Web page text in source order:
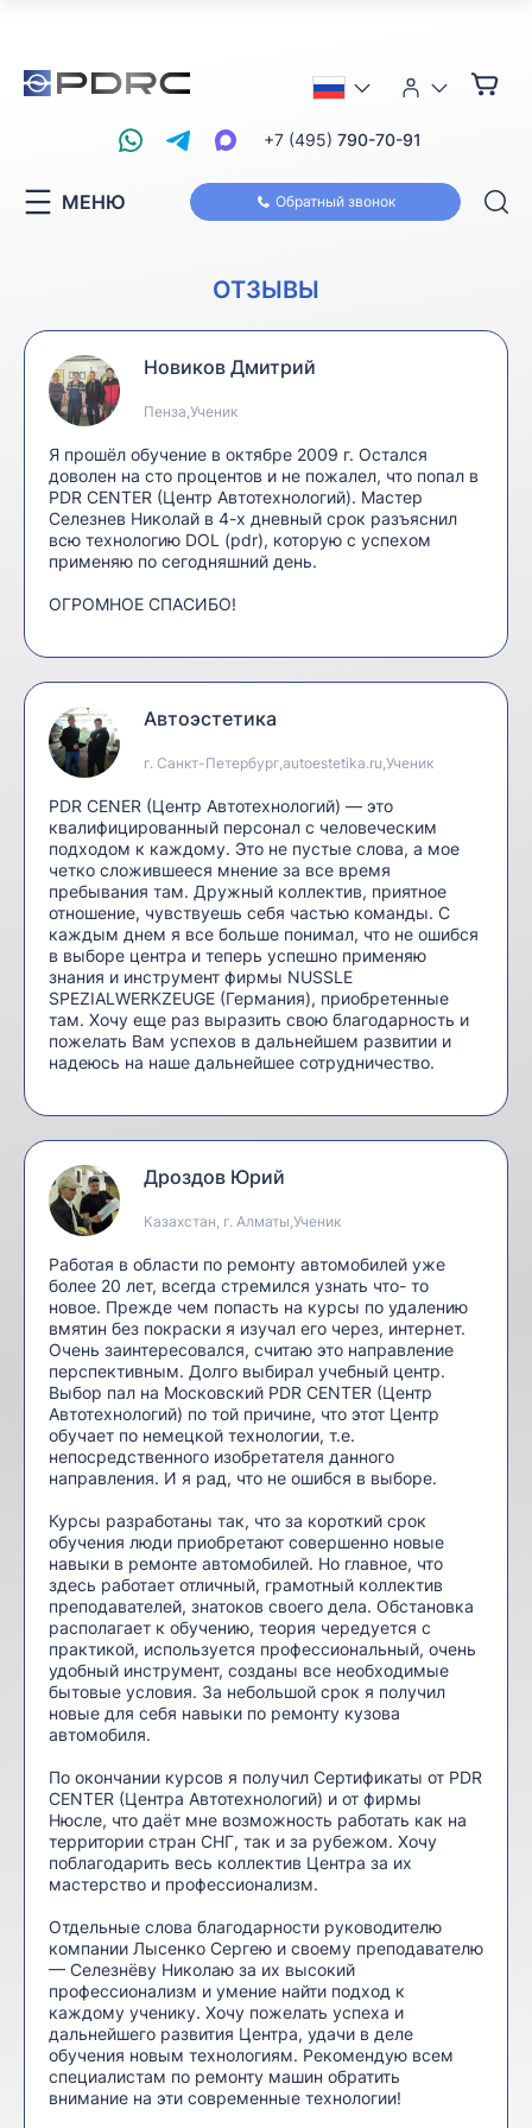
Обратный звонок
+7 (495) 790-70-91
МЕНЮ
ОТЗЫВЫ
Новиков Дмитрий
Пенза,Ученик
Я прошёл обучение в октябре 2009 г. Остался
доволен на сто процентов и не пожалел, что попал в
PDR CENTER (Центр Автотехнологий). Мастер
Селезнев Николай в 4-х дневный срок разъяснил
всю технологию DOL (pdr), которую с успехом
применяю по сегодняшний день.
ОГРОМНОЕ СПАСИБО!
Автоэстетика
г. Санкт-Петербург,autoestetika.ru,Ученик
PDR CENER (Центр Автотехнологий) — это
квалифицированный персонал с человеческим
подходом к каждому. Это не пустые слова, а мое
четко сложившееся мнение за все время
пребывания там. Дружный коллектив, приятное
отношение, чувствуешь себя частью команды. С
каждым днем я все больше понимал, что не ошибся
в выборе центра и теперь успешно применяю
знания и инструмент фирмы NUSSLE
SPEZIALWERKZEUGE (Германия), приобретенные
там. Хочу еще раз выразить свою благодарность и
пожелать Вам успехов в дальнейшем развитии и
надеюсь на наше дальнейшее сотрудничество.
Дроздов Юрий
Казахстан, г. Алматы,Ученик
Работая в области по ремонту автомобилей уже
более 20 лет, всегда стремился узнать что- то
новое. Прежде чем попасть на курсы по удалению
вмятин без покраски я изучал его через, интернет.
Очень заинтересовался, считаю это направление
перспективным. Долго выбирал учебный центр.
Выбор пал на Московский PDR CENTER (Центр
Автотехнологий) по той причине, что этот Центр
обучает по немецкой технологии, т.е.
непосредственного изобретателя данного
направления. И я рад, что не ошибся в выборе.
Курсы разработаны так, что за короткий срок
обучения люди приобретают совершенно новые
навыки в ремонте автомобилей. Но главное, что
здесь работает отличный, грамотный коллектив
преподавателей, знатоков своего дела. Обстановка
располагает к обучению, теория чередуется с
практикой, используется профессиональный, очень
удобный инструмент, созданы все необходимые
бытовые условия. За небольшой срок я получил
новые для себя навыки по ремонту кузова
автомобиля.
По окончании курсов я получил Сертификаты от PDR
CENTER (Центра Автотехнологий) и от фирмы
Нюсле, что даёт мне возможность работать как на
территории стран СНГ, так и за рубежом. Хочу
поблагодарить весь коллектив Центра за их
мастерство и профессионализм.
Отдельные слова благодарности руководителю
компании Лысенко Сергею и своему преподавателю
— Селезнёву Николаю за их высокий
профессионализм и умение найти подход к
каждому ученику. Хочу пожелать успеха и
дальнейшего развития Центра, удачи в деле
обучения новым технологиям. Рекомендую всем
специалистам по ремонту машин обратить
внимание на эти современные технологии!